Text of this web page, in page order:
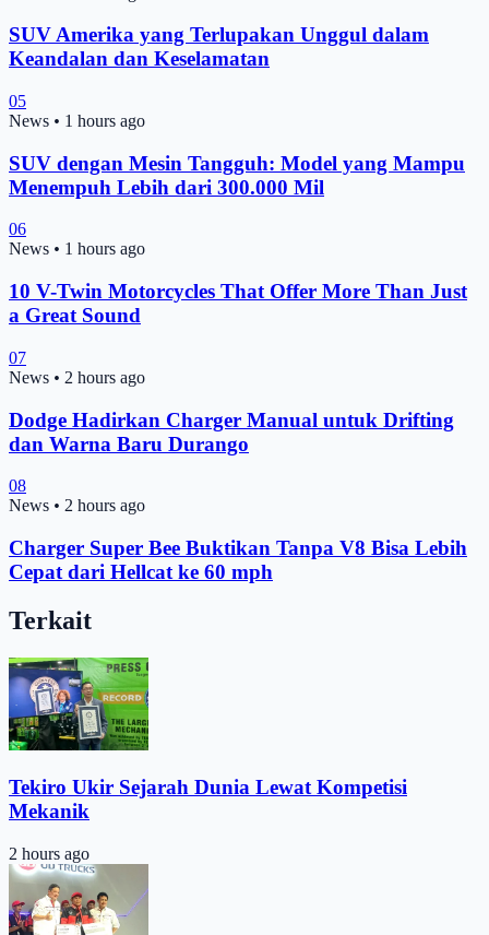
SUV Amerika yang Terlupakan Unggul dalam
Keandalan dan Keselamatan
05
News • 1 hours ago
SUV dengan Mesin Tangguh: Model yang Mampu
Menempuh Lebih dari 300.000 Mil
06
News • 1 hours ago
10 V-Twin Motorcycles That Offer More Than Just
a Great Sound
07
News • 2 hours ago
Dodge Hadirkan Charger Manual untuk Drifting
dan Warna Baru Durango
08
News • 2 hours ago
Charger Super Bee Buktikan Tanpa V8 Bisa Lebih
Cepat dari Hellcat ke 60 mph
Terkait
Tekiro Ukir Sejarah Dunia Lewat Kompetisi
Mekanik
2 hours ago